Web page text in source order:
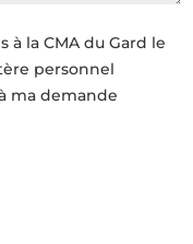
à la CMA du Gard le
personnel
ma demande